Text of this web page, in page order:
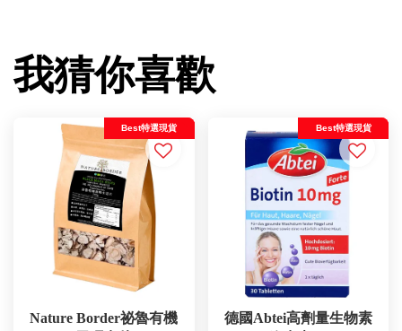
我猜你喜歡
Best特選現貨
Nature Border祕魯有機
Best特選現貨
德國Abtei高劑量生物素